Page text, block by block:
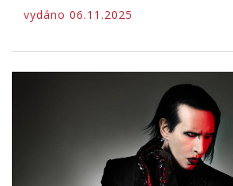
vydáno 06.11.2025